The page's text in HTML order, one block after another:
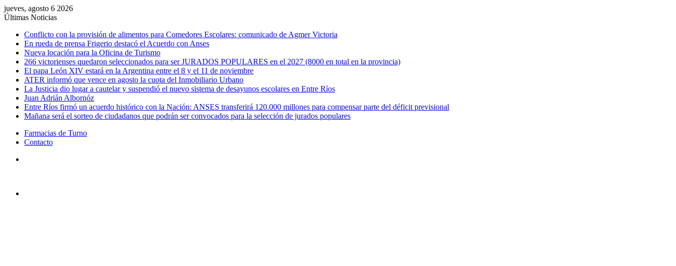
jueves, agosto 6 2026
Últimas Noticias
Conflicto con la provisión de alimentos para Comedores Escolares: comunicado de Agmer Victoria
En rueda de prensa Frigerio destacó el Acuerdo con Anses
Nueva locación para la Oficina de Turismo
266 victorienses quedaron seleccionados para ser JURADOS POPULARES en el 2027 (8000 en total en la provincia)
El papa León XIV estará en la Argentina entre el 8 y el 11 de noviembre
ATER informó que vence en agosto la cuota del Inmobiliario Urbano
La Justicia dio lugar a cautelar y suspendió el nuevo sistema de desayunos escolares en Entre Ríos
Juan Adrián Albornóz
Entre Ríos firmó un acuerdo histórico con la Nación: ANSES transferirá 120.000 millones para compensar parte del déficit previsional
Mañana será el sorteo de ciudadanos que podrán ser convocados para la selección de jurados populares
Farmacias de Turno
Contacto